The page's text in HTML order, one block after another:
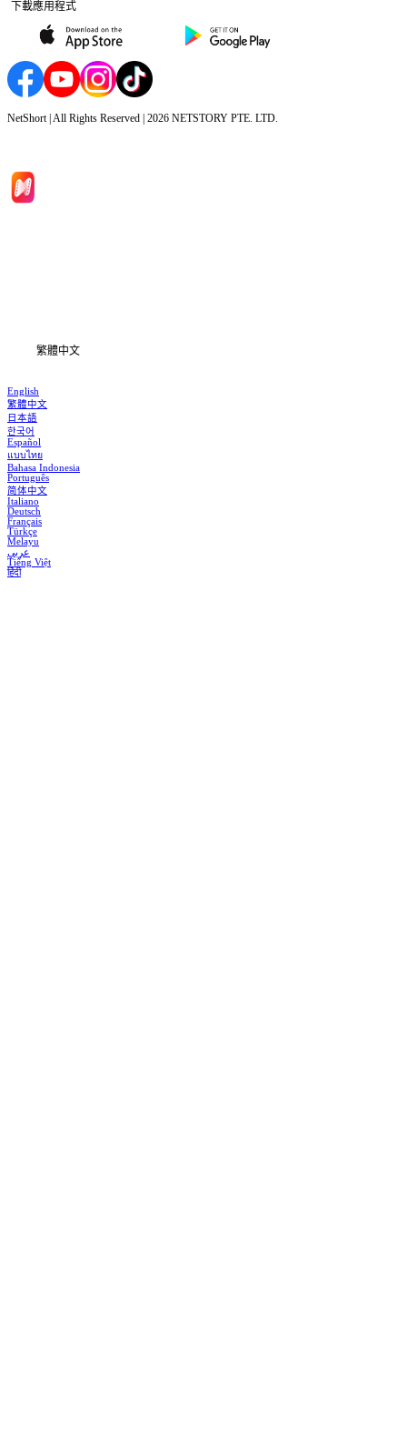
下載應用程式
NetShort | All Rights Reserved | 2026 NETSTORY PTE. LTD.
繁體中文
English
繁體中文
日本語
한국어
Español
แบบไทย
Bahasa Indonesia
Português
简体中文
Italiano
Deutsch
Français
Türkçe
Melayu
عربي
Tiếng Việt
हिंदी